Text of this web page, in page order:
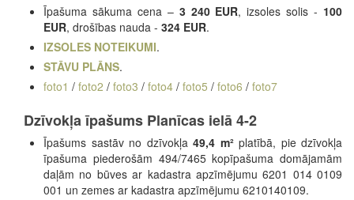
Īpašuma sākuma cena – 3 240 EUR, izsoles solis - 100
EUR, drošības nauda - 324 EUR.
IZSOLES NOTEIKUMI.
STĀVU PLĀNS.
foto1 / foto2 / foto3 / foto4 / foto5 / foto6 / foto7
Dzīvokļa īpašums Planīcas ielā 4-2
Īpašums sastāv no dzīvokļa 49,4 m²platībā, pie dzīvokļa
īpašuma piederošām 494/7465 kopīpašuma domājamām
daļām no būves ar kadastra apzīmējumu 6201 014 0109
001 un zemes ar kadastra apzīmējumu 6210140109.